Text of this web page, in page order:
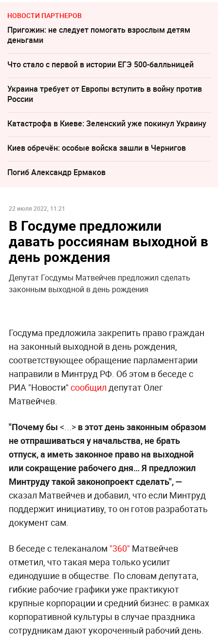
НОВОСТИ ПАРТНЕРОВ
Пригожин: не следует помогать взрослым детям
деньгами
Что стало с первой в истории ЕГЭ 500-балльницей
Украина требует от Европы вступить в войну против
России
Катастрофа в Киеве: Зеленский уже покинул Украину
Киев обречён: особые войска зашли в Чернигов
Погиб Александр Ермаков
22 июля 2022, 11:21
В Госдуме предложили
давать россиянам выходной в
день рождения
Депутат Госдумы Матвейчев предложил сделать
законным выходной в день рождения
Госдума предложила закрепить право граждан
на законный выходной в день рождения,
соответствующее обращение парламентарии
направили в Минтруд РФ. Об этом в беседе с
РИА "Новости" сообщил депутат Олег
Матвейчев.
"Почему бы <...>в этот день законным образом
не отпрашиваться у начальства, не брать
отпуск, а иметь законное право на выходной
или сокращение рабочего дня… Я предложил
Минтруду такой законопроект сделать", —
сказал Матвейчев и добавил, что если Минтруд
поддержит инициативу, то он готов разработать
документ сам.
В беседе с телеканалом "360" Матвейчев
отметил, что такая мера только усилит
единодушие в обществе. По словам депутата,
гибкие рабочие графики уже практикуют
крупные корпорации и средний бизнес: в рамках
корпоративной культуры в случае праздника
сотрудникам дают укороченный рабочий день.